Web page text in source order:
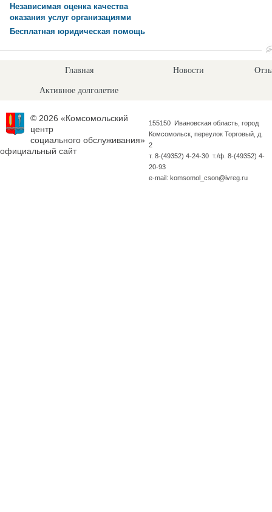
Независимая оценка качества
оказания услуг организациями
Бесплатная юридическая помощь
Главная Новости
Активное долголетие
© 2026 «Комсомольский
центр
социального обслуживания»
официальный сайт
155150 Ивановская область, город
Комсомольск, переулок Торговый, д.
2
т. 8-(49352) 4-24-30 т./ф. 8-(49352) 4-
20-93
e-mail: komsomol_cson@ivreg.ru